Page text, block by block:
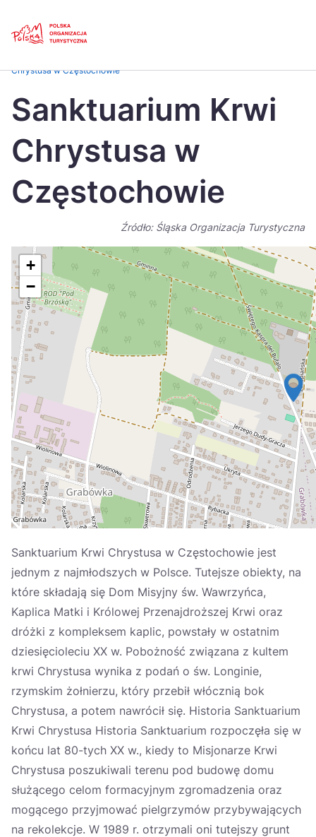
Česká
Dansk
Italiano
日本
Português
Suomi
Україна
Zamknij
Chrystusa w Częstochowie
Sanktuarium Krwi
Chrystusa w
Częstochowie
Źródło: Śląska Organizacja Turystyczna
+
−
Sanktuarium Krwi Chrystusa w Częstochowie jest
jednym z najmłodszych w Polsce. Tutejsze obiekty, na
które składają się Dom Misyjny św. Wawrzyńca,
Kaplica Matki i Królowej Przenajdroższej Krwi oraz
dróżki z kompleksem kaplic, powstały w ostatnim
dziesięcioleciu XX w. Pobożność związana z kultem
krwi Chrystusa wynika z podań o św. Longinie,
rzymskim żołnierzu, który przebił włócznią bok
Chrystusa, a potem nawrócił się. Historia Sanktuarium
Krwi Chrystusa Historia Sanktuarium rozpoczęła się w
końcu lat 80-tych XX w., kiedy to Misjonarze Krwi
Chrystusa poszukiwali terenu pod budowę domu
służącego celom formacyjnym zgromadzenia oraz
mogącego przyjmować pielgrzymów przybywających
na rekolekcje. W 1989 r. otrzymali oni tutejszy grunt